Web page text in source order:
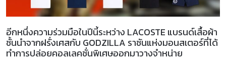
อีกหนึ่งความร่วมมือในปีนี้ระหว่าง LACOSTE แบรนด์เสื้อผ้า
ชั้นนำจากฝรั่งเศสกับ GODZILLA ราชันแห่งมอนสเตอร์ที่ได้
ทำการปล่อยคอลเลคชั่นพิเศษออกมาวางจำหน่าย